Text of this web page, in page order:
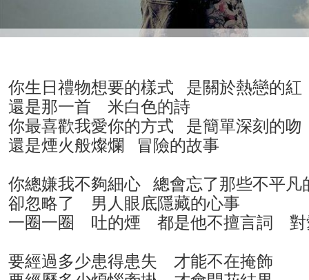
你生日禮物想要的樣式 是關於熱戀的
還是那一首 米白色的詩
你最喜歡我愛你的方式 是簡單深刻的
還是煙火般燦爛 冒險的故事
你總嫌我不夠細心 總會忘了那些不平凡
卻忽略了 男人眼底隱藏的心事
一圈一圈 吐的煙 都是他不擅言詞 對
要經過多少患得患失 才能不在掩飾